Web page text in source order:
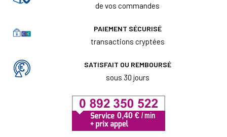
de vos commandes
PAIEMENT SÉCURISÉ
transactions cryptées
SATISFAIT OU REMBOURSÉ
sous 30 jours